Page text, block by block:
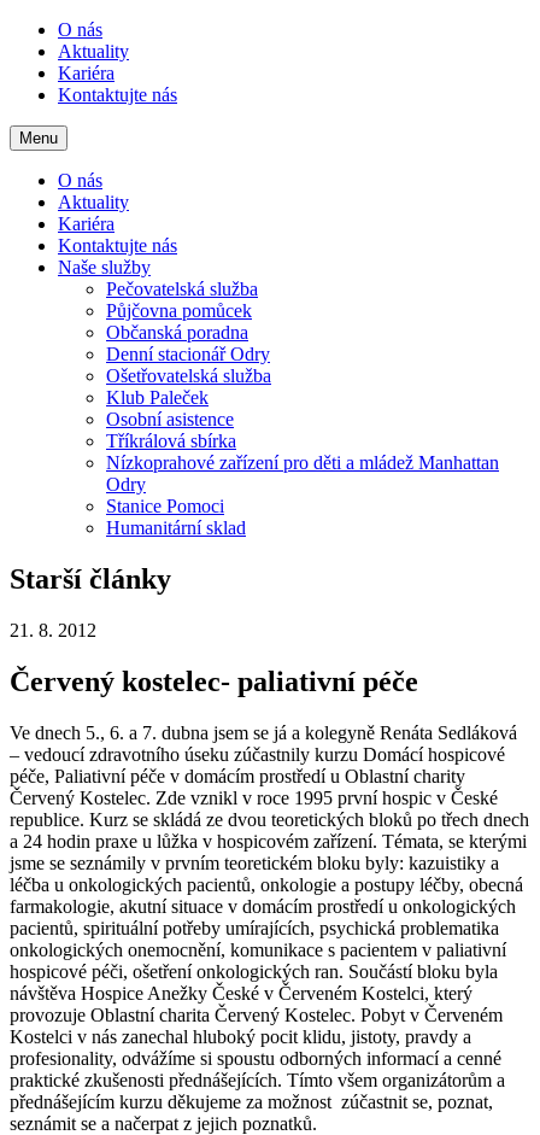
O nás
Aktuality
Kariéra
Kontaktujte nás
Menu
O nás
Aktuality
Kariéra
Kontaktujte nás
Naše služby
Pečovatelská služba
Půjčovna pomůcek
Občanská poradna
Denní stacionář Odry
Ošetřovatelská služba
Klub Paleček
Osobní asistence
Tříkrálová sbírka
Nízkoprahové zařízení pro děti a mládež Manhattan
Odry
Stanice Pomoci
Humanitární sklad
Starší články
21. 8. 2012
Červený kostelec- paliativní péče
Ve dnech 5., 6. a 7. dubna jsem se já a kolegyně Renáta Sedláková
– vedoucí zdravotního úseku zúčastnily kurzu Domácí hospicové
péče, Paliativní péče v domácím prostředí u Oblastní charity
Červený Kostelec. Zde vznikl v roce 1995 první hospic v České
republice. Kurz se skládá ze dvou teoretických bloků po třech dnech
a 24 hodin praxe u lůžka v hospicovém zařízení. Témata, se kterými
jsme se seznámily v prvním teoretickém bloku byly: kazuistiky a
léčba u onkologických pacientů, onkologie a postupy léčby, obecná
farmakologie, akutní situace v domácím prostředí u onkologických
pacientů, spirituální potřeby umírajících, psychická problematika
onkologických onemocnění, komunikace s pacientem v paliativní
hospicové péči, ošetření onkologických ran. Součástí bloku byla
návštěva Hospice Anežky České v Červeném Kostelci, který
provozuje Oblastní charita Červený Kostelec. Pobyt v Červeném
Kostelci v nás zanechal hluboký pocit klidu, jistoty, pravdy a
profesionality, odvážíme si spoustu odborných informací a cenné
praktické zkušenosti přednášejících. Tímto všem organizátorům a
přednášejícím kurzu děkujeme za možnost zúčastnit se, poznat,
seznámit se a načerpat z jejich poznatků.